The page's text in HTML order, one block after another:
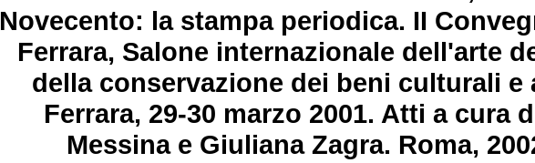
Novecento: la stampa periodica. II
Ferrara, Salone internazionale dell'arte
della conservazione dei beni culturali e
Ferrara, 29-30 marzo 2001. Atti a cura
Messina e Giuliana Zagra. Roma,